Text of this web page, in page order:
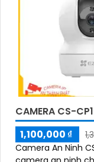
CAMERA CS-
1,100,000 ₫
Camera An Ninh